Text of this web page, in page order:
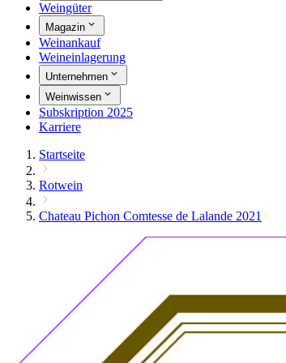
Weingüter
Magazin
Weinankauf
Weineinlagerung
Unternehmen
Weinwissen
Subskription 2025
Karriere
Startseite
Rotwein
Chateau Pichon Comtesse de Lalande 2021